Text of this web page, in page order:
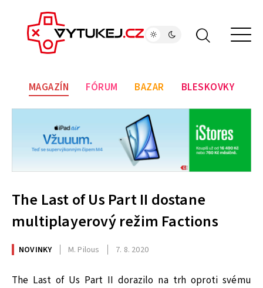
MAGAZÍN FÓRUM BAZAR BLESKOVKY
The Last of Us Part II dostane
multiplayerový režim Factions
NOVINKY M. Pilous 7. 8. 2020
The Last of Us Part II dorazilo na trh oproti svému